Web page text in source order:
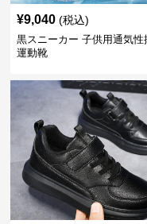
¥9,040 (税込)
黒スニーカー 子供用通気性
運動靴